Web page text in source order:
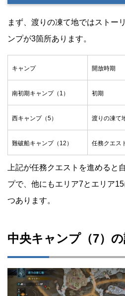
まず、渡りの凍て地ではストー
ンプが3箇所あります。
キャンプ 開放時期
南初期キャンプ（1） 初期
西キャンプ（5） 渡りの凍て
難破船キャンプ（12） 任務クエス
上記が任務クエストを進めると
プで、他にもエリア7とエリア
つあります。
中央キャンプ（7）